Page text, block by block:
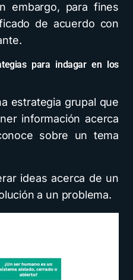
embargo, para fines
de acuerdo con
para indagar en los
estrategia grupal que
información acerca
sobre un tema
ideas acerca de un
a un problema.